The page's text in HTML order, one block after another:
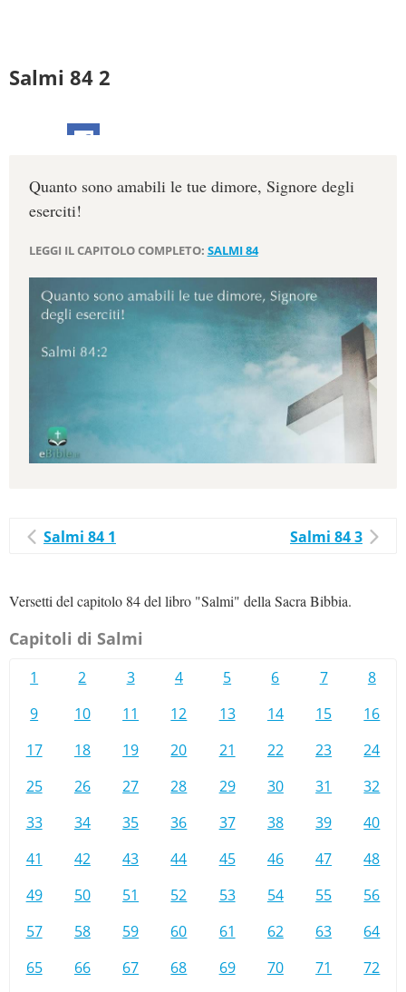
Salmi 84 2
Quanto sono amabili le tue dimore, Signore degli
eserciti!
LEGGI IL CAPITOLO COMPLETO: SALMI 84
Salmi 84 1 Salmi 84 3
Versetti del capitolo 84 del libro "Salmi" della Sacra Bibbia.
Capitoli di Salmi
1 2 3 4 5 6 7
8
9
10 11 12 13 14 15
16
17
18 19 20 21 22 23
24
25
26 27 28 29 30 31
32
33
34 35 36 37 38 39
40
41
42 43 44 45 46 47
48
49
50 51 52 53 54 55
56
57
58 59 60 61 62 63
64
65
66 67 68 69 70 71
72